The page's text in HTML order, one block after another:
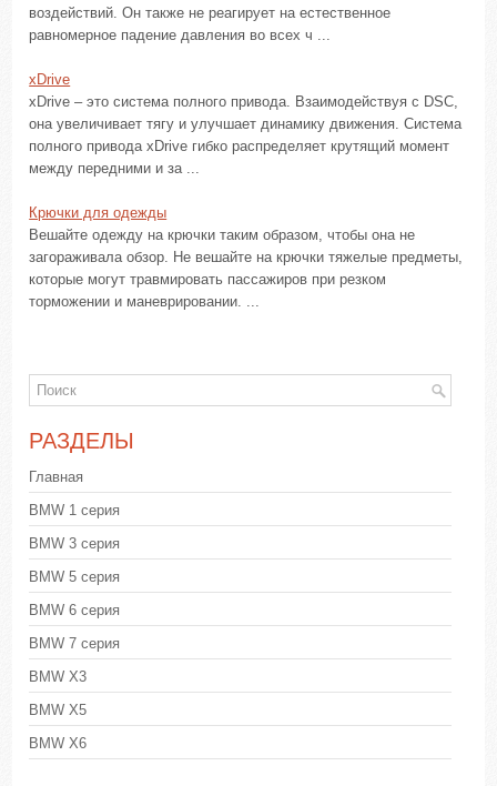
воздействий. Он также не реагирует на естественное
равномерное падение давления во всех ч ...
xDrive
xDrive – это система полного привода. Взаимодействуя с DSC,
она увеличивает тягу и улучшает динамику движения. Система
полного привода xDrive гибко распределяет крутящий момент
между передними и за ...
Крючки для одежды
Вешайте одежду на крючки таким образом, чтобы она не
загораживала обзор. Не вешайте на крючки тяжелые предметы,
которые могут травмировать пассажиров при резком
торможении и маневрировании. ...
РАЗДЕЛЫ
Главная
BMW 1 серия
BMW 3 серия
BMW 5 серия
BMW 6 серия
BMW 7 серия
BMW X3
BMW X5
BMW X6